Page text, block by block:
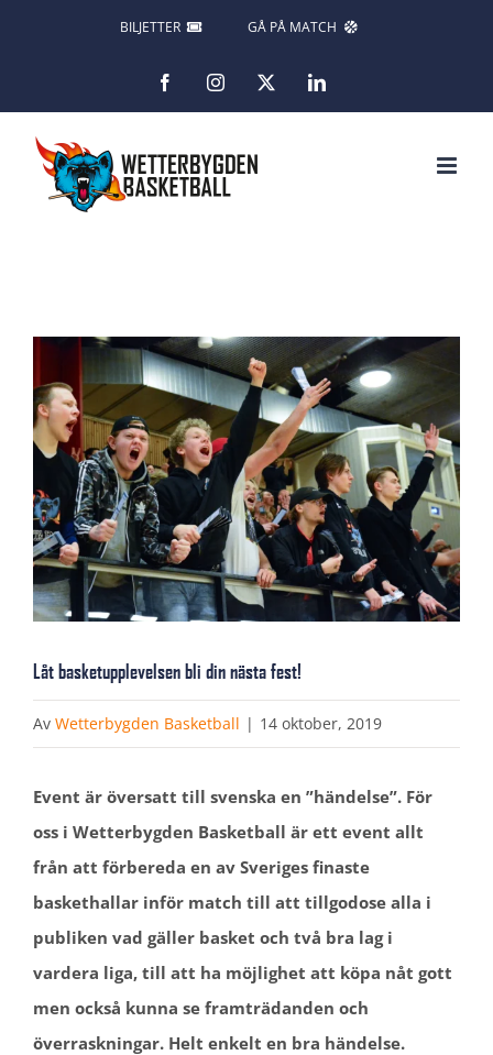
BILJETTER GÅ PÅ MATCH
FacebookInstagram LinkedIn
större
bild
Låt basketupplevelsen bli din nästa fest!
Av Wetterbygden Basketball | 14 oktober, 2019
Event är översatt till svenska en ”händelse”. För
oss i Wetterbygden Basketball är ett event allt
från att förbereda en av Sveriges finaste
baskethallar inför match till att tillgodose alla i
publiken vad gäller basket och två bra lag i
vardera liga, till att ha möjlighet att köpa nåt gott
men också kunna se framträdanden och
överraskningar. Helt enkelt en bra händelse.